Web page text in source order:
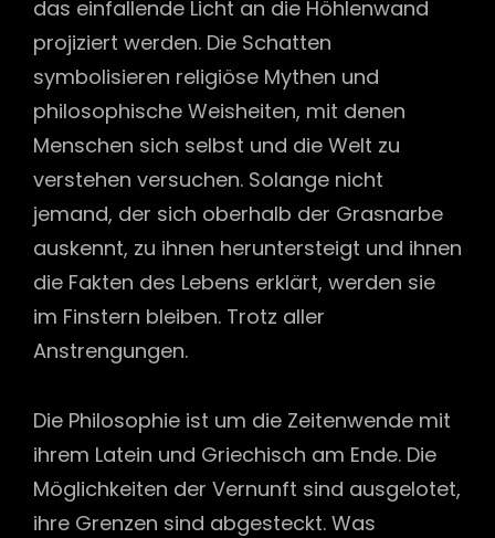
das einfallende Licht an die Höhlenwand
projiziert werden. Die Schatten
symbolisieren religiöse Mythen und
philosophische Weisheiten, mit denen
Menschen sich selbst und die Welt zu
verstehen versuchen. Solange nicht
jemand, der sich oberhalb der Grasnarbe
auskennt, zu ihnen heruntersteigt und ihnen
die Fakten des Lebens erklärt, werden sie
im Finstern bleiben. Trotz aller
Anstrengungen.
Die Philosophie ist um die Zeitenwende mit
ihrem Latein und Griechisch am Ende. Die
Möglichkeiten der Vernunft sind ausgelotet,
ihre Grenzen sind abgesteckt. Was